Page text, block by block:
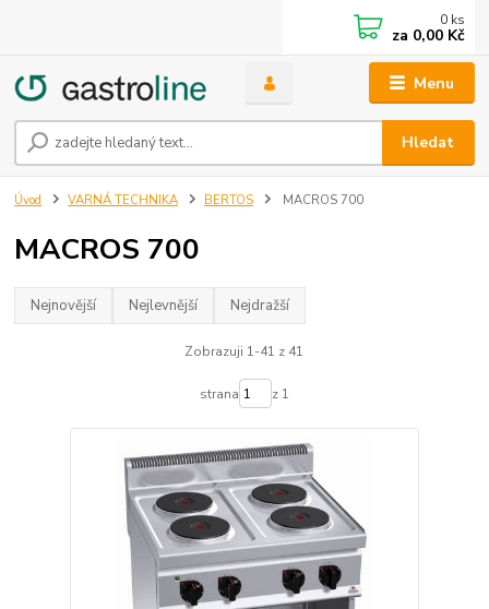
Menu
Hledat
0 ks
za 0,00 Kč
Úvod VARNÁ TECHNIKA BERTOS MACROS 700
MACROS 700
Nejnovější Nejlevnější Nejdražší
Zobrazuji 1-41 z 41
strana z 1